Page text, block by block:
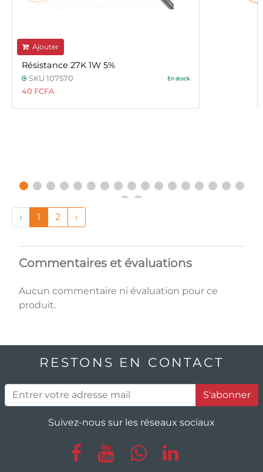
Ajouter
Résistance 27K 1W 5%
SKU 107570 En stock
40 FCFA
‹ 1 2 ›
Commentaires et évaluations
Aucun commentaire ni évaluation pour ce
produit.
RESTONS EN CONTACT
S'abonner
Suivez-nous sur les réseaux sociaux